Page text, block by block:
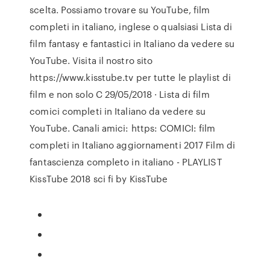
scelta. Possiamo trovare su YouTube, film
completi in italiano, inglese o qualsiasi Lista di
film fantasy e fantastici in Italiano da vedere su
YouTube. Visita il nostro sito
https://www.kisstube.tv per tutte le playlist di
film e non solo C 29/05/2018 · Lista di film
comici completi in Italiano da vedere su
YouTube. Canali amici: https: COMICI: film
completi in Italiano aggiornamenti 2017 Film di
fantascienza completo in italiano - PLAYLIST
KissTube 2018 sci fi by KissTube